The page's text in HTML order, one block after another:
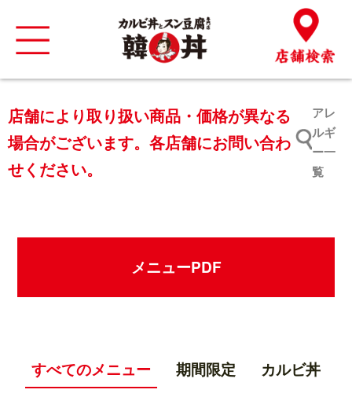
店舗により取り扱い商品・価格が異なる
場合がございます。各店舗にお問い合わ
せください。
アレ
ルギ
ー一
覧
メニューPDF
すべてのメニュー 期間限定 カルビ丼